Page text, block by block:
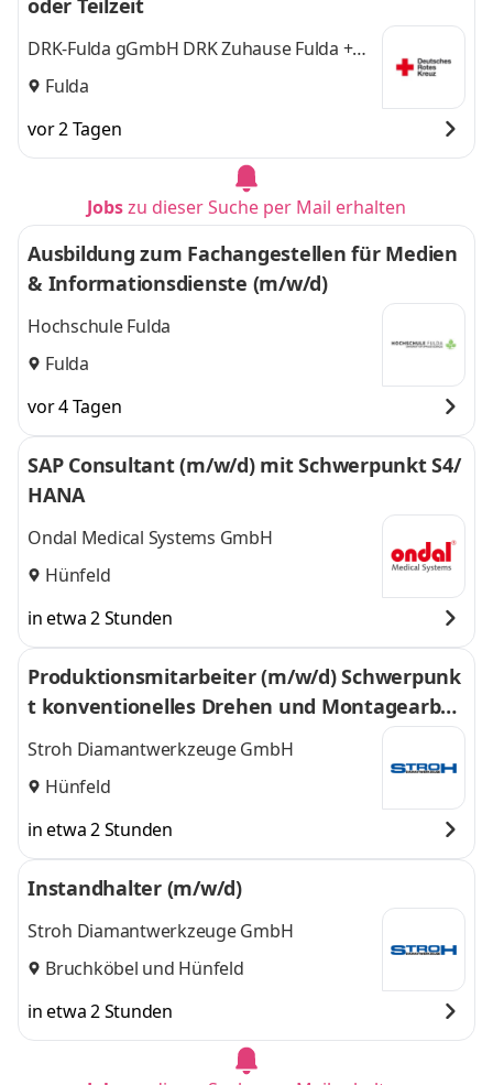
oder Teilzeit
DRK-Fulda gGmbH DRK Zuhause Fulda +
Neuhof
Fulda
vor 2 Tagen
Jobszu dieser Suche per Mail erhalten
Ausbildung zum Fachangestellen für Medien
& Informationsdienste (m/w/d)
Hochschule Fulda
Fulda
vor 4 Tagen
SAP Consultant (m/w/d) mit Schwerpunkt S4/
HANA
Ondal Medical Systems GmbH
Hünfeld
in etwa 2 Stunden
Produktionsmitarbeiter (m/w/d) Schwerpunk
t konventionelles Drehen und Montagearbei
ten
Stroh Diamantwerkzeuge GmbH
Hünfeld
in etwa 2 Stunden
Instandhalter (m/w/d)
Stroh Diamantwerkzeuge GmbH
Bruchköbel und Hünfeld
in etwa 2 Stunden